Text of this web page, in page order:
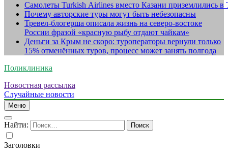
Самолеты Turkish Airlines вместо Казани приземлились в
Почему авторские туры могут быть небезопасны
Тревел-блогерша описала жизнь на северо-востоке
России фразой «красную рыбу отдают чайкам»
Деньги за Крым не скоро: туроператоры вернули только
15% отменённых туров, процесс может занять полгода
Поликлиника
Новостная рассылка
Случайные новости
Меню
Найти:
Заголовки